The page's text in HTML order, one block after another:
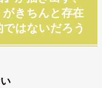
がきちんと存在
はないだろう